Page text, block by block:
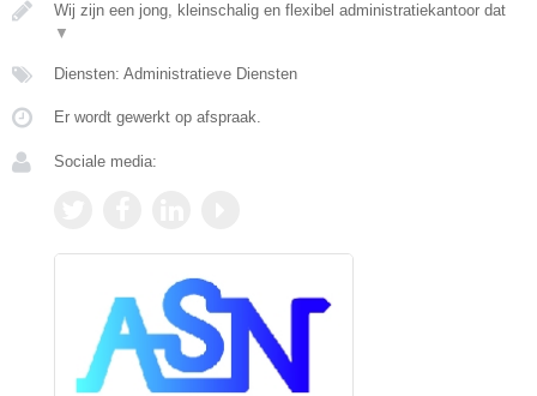
Wij zijn een jong, kleinschalig en flexibel administratiekantoor dat
▼
Diensten: Administratieve Diensten
Er wordt gewerkt op afspraak.
Sociale media: